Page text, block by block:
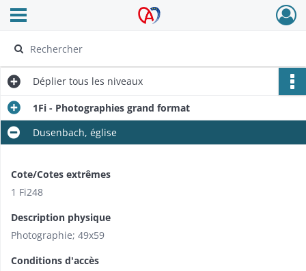
Archives Alsace - Colmar
Ouvrir le menu déroulant
Déplier tous les niveaux
1Fi - Photographies grand format
Dusenbach, église
Cote/Cotes extrêmes
1 Fi248
Description physique
Photographie; 49x59
Conditions d'accès